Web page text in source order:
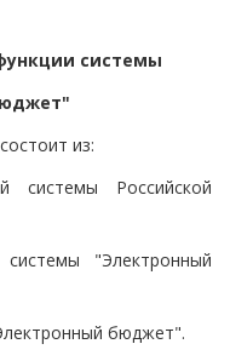
системы
из:
системы Российской
"Электронный
бюджет".